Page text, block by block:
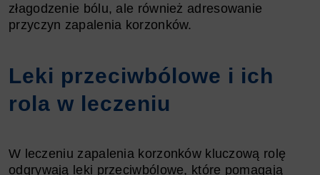
złagodzenie bólu, ale również adresowanie
przyczyn zapalenia korzonków.
Leki przeciwbólowe i ich
rola w leczeniu
W leczeniu zapalenia korzonków kluczową rolę
odgrywają leki przeciwbólowe, które pomagają